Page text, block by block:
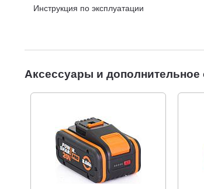
Инструкция по эксплуатации
Аксессуары и дополнительное